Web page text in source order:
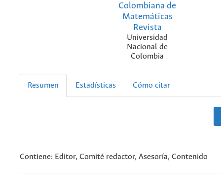
Colombiana de
Matemáticas
Revista
Universidad
Nacional de
Colombia
Resumen Estadísticas Cómo citar
Contiene: Editor, Comité redactor, Asesoría, Contenido